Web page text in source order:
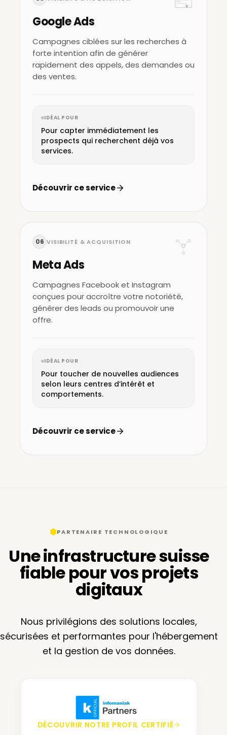
Google Ads
Campagnes ciblées sur les recherches à
forte intention afin de générer
rapidement des appels, des demandes ou
des ventes.
IDÉAL POUR
Pour capter immédiatement les
prospects qui recherchent déjà vos
services.
Découvrir ce service
06 VISIBILITÉ & ACQUISITION
Meta Ads
Campagnes Facebook et Instagram
conçues pour accroître votre notoriété,
générer des leads ou promouvoir une
offre.
IDÉAL POUR
Pour toucher de nouvelles audiences
selon leurs centres d’intérêt et
comportements.
Découvrir ce service
PARTENAIRE TECHNOLOGIQUE
Une infrastructure suisse
fiable pour vos projets
digitaux
Nous privilégions des solutions locales,
sécurisées et performantes pour l'hébergement
et la gestion de vos données.
DÉCOUVRIR NOTRE PROFIL CERTIFIÉ